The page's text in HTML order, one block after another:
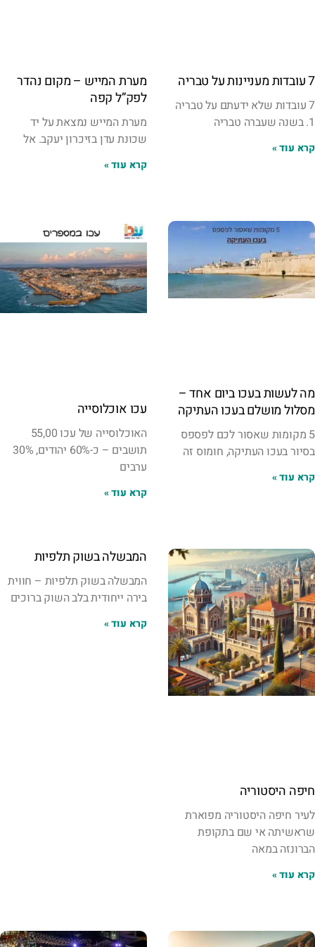
7 עובדות מעניינות על טבריה
7 עובדות שלא ידעתם על טבריה
1. בשנה שעברה טבריה
קרא עוד »
מערת המייש – מקום נהדר
לפק”ל קפה
מערת המייש נמצאת על יד
שכונת עדן בזיכרון יעקב. אל
קרא עוד »
מה לעשות בעכו ביום אחד –
מסלול מושלם בעכו העתיקה
5 מקומות שאסור לכם לפספס
בסיור בעכו העתיקה, חומוס זה
קרא עוד »
עכו אוכלוסייה
האוכלוסייה של עכו 55,00
תושבים – כ-60% יהודים, 30%
ערבים
קרא עוד »
חיפה היסטוריה
לעיר חיפה היסטוריה מפוארת
שראשיתה אי שם בתקופת
הברונזה במאה
קרא עוד »
המבשלה בשוק תלפיות
המבשלה בשוק תלפיות – חווית
בירה ייחודית בלב השוק ברוכים
קרא עוד »